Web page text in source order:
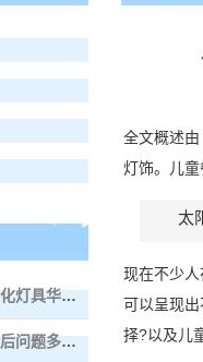
全文概述
灯饰。儿童
太
现在不少
可以呈现
择?以及儿
成都个性化灯具定制，个性化灯具华丽艺术外形打动消费者！
成都低价灯具陷阱，灯具售后问题多无人解决！